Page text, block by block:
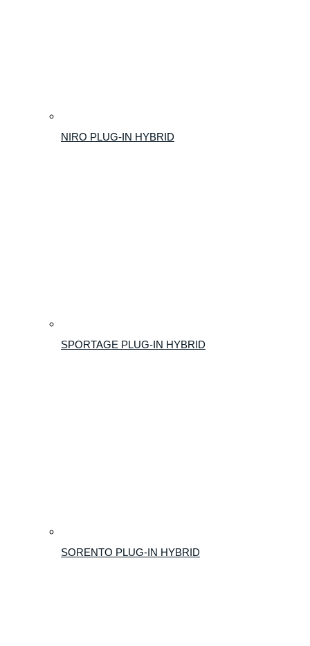
NIRO PLUG-IN HYBRID
SPORTAGE PLUG-IN HYBRID
SORENTO PLUG-IN HYBRID